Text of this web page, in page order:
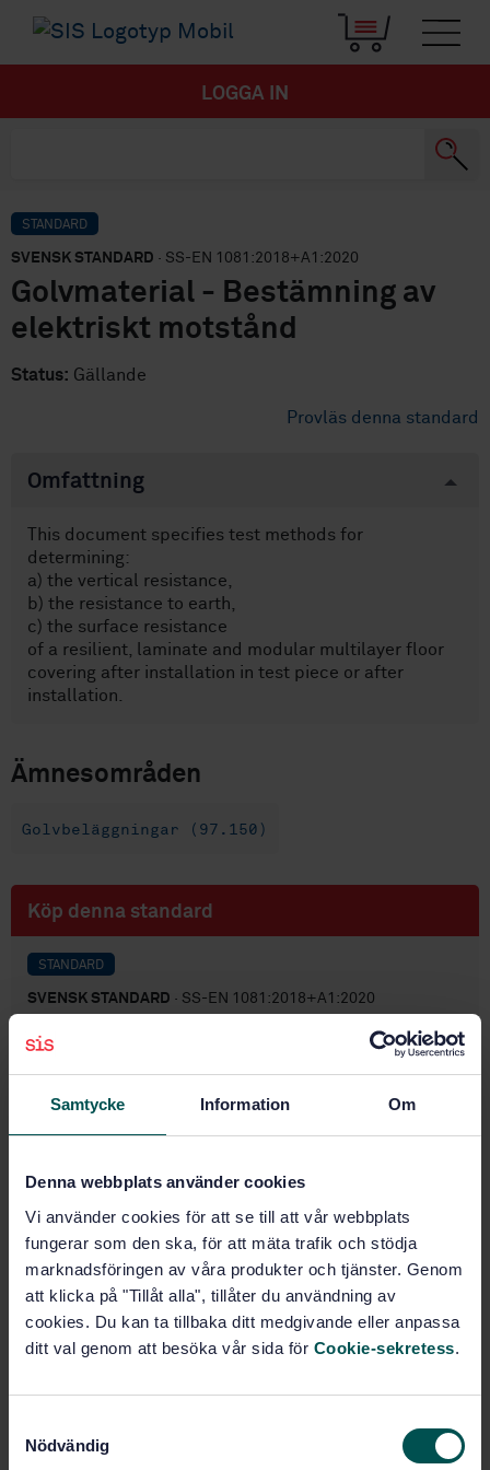
Samtycke Information Om
Denna webbplats använder cookies
Vi använder cookies för att se till att vår webbplats
fungerar som den ska, för att mäta trafik och stödja
marknadsföringen av våra produkter och tjänster. Genom
att klicka på "Tillåt alla", tillåter du användning av
cookies. Du kan ta tillbaka ditt medgivande eller anpassa
ditt val genom att besöka vår sida för Cookie-sekretess.
Nödvändig
LOGGA IN
STANDARD
SVENSK STANDARD · SS-EN 1081:2018+A1:2020
Golvmaterial - Bestämning av
elektriskt motstånd
Status: Gällande
Provläs denna standard
Omfattning
This document specifies test methods for
determining:
a) the vertical resistance,
b) the resistance to earth,
c) the surface resistance
of a resilient, laminate and modular multilayer floor
covering after installation in test piece or after
installation.
Ämnesområden
Golvbeläggningar (97.150)
Köp denna standard
STANDARD
SVENSK STANDARD · SS-EN 1081:2018+A1:2020
Golvmaterial - Bestämning av elektriskt motstånd
Prenumerera på standarden - Läs mer
PDF
Fler alternativ
Produktinformation
Språk: Engelska
Internationell titel:
Resilient, laminate and
modular multilayer floor coverings -